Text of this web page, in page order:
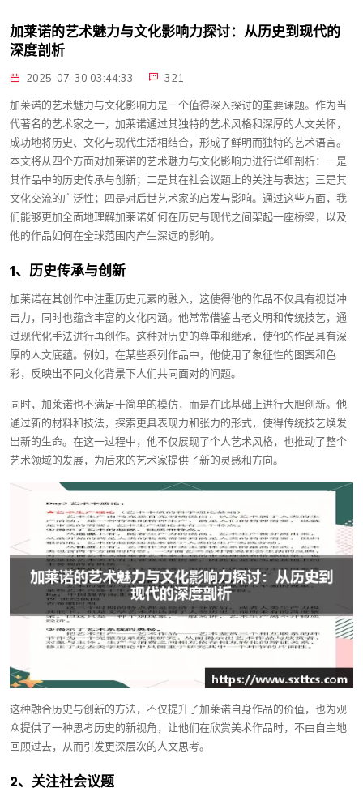
加莱诺的艺术魅力与文化影响力探讨：从历史到现代的
深度剖析
2025-07-30 03:44:33
321
加莱诺的艺术魅力与文化影响力是一个值得深入探讨的重要课题。作为当
代著名的艺术家之一，加莱诺通过其独特的艺术风格和深厚的人文关怀，
成功地将历史、文化与现代生活相结合，形成了鲜明而独特的艺术语言。
本文将从四个方面对加莱诺的艺术魅力与文化影响力进行详细剖析：一是
其作品中的历史传承与创新；二是其在社会议题上的关注与表达；三是其
文化交流的广泛性；四是对后世艺术家的启发与影响。通过这些方面，我
们能够更加全面地理解加莱诺如何在历史与现代之间架起一座桥梁，以及
他的作品如何在全球范围内产生深远的影响。
1、历史传承与创新
加莱诺在其创作中注重历史元素的融入，这使得他的作品不仅具有视觉冲
击力，同时也蕴含丰富的文化内涵。他常常借鉴古老文明和传统技艺，通
过现代化手法进行再创作。这种对历史的尊重和继承，使他的作品具有深
厚的人文底蕴。例如，在某些系列作品中，他使用了象征性的图案和色
彩，反映出不同文化背景下人们共同面对的问题。
同时，加莱诺也不满足于简单的模仿，而是在此基础上进行大胆创新。他
通过新的材料和技法，探索更具表现力和张力的形式，使得传统技艺焕发
出新的生命。在这一过程中，他不仅展现了个人艺术风格，也推动了整个
艺术领域的发展，为后来的艺术家提供了新的灵感和方向。
这种融合历史与创新的方法，不仅提升了加莱诺自身作品的价值，也为观
众提供了一种思考历史的新视角，让他们在欣赏美术作品时，不由自主地
回顾过去，从而引发更深层次的人文思考。
2、关注社会议题